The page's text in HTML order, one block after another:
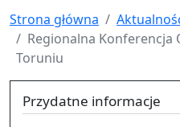
Strona główna
Regionalna Konferencja
Toruniu
Przydatne informacje